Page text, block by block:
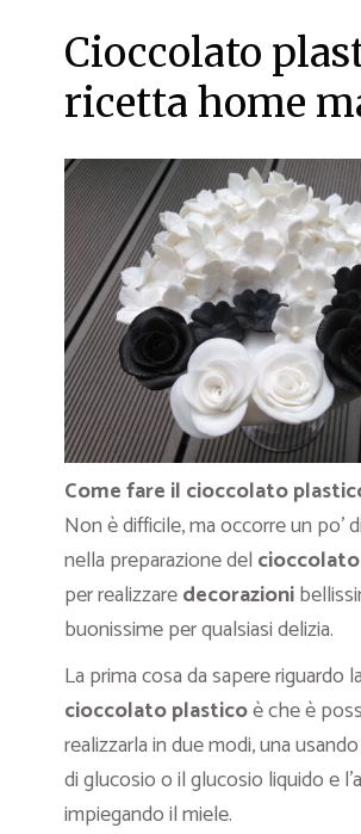
Cioccolato
ricetta home
Come fare il cioccolato
Non è difficile, ma occorre un po’
nella preparazione del
per realizzaredecorazioni
buonissime per qualsiasi delizia.
La prima cosa da sapere riguardo la
cioccolato plasticoè che è
realizzarla in due modi, una
di glucosio o il glucosio liquido e
impiegando il miele.